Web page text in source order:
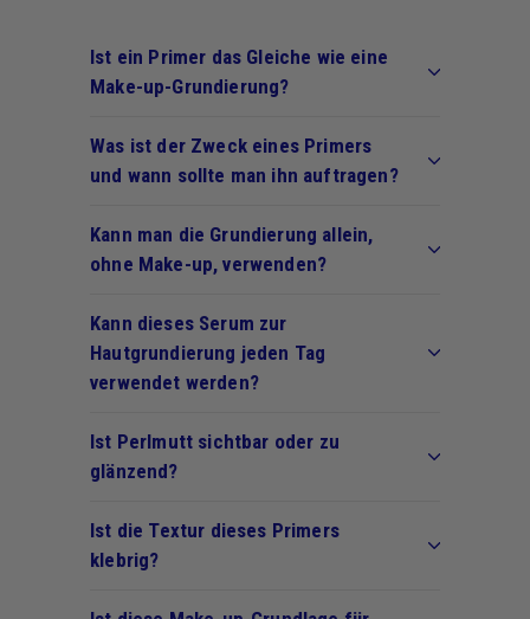
Ist ein Primer das Gleiche wie eine
Make-up-Grundierung?
Was ist der Zweck eines Primers
und wann sollte man ihn auftragen?
Kann man die Grundierung allein,
ohne Make-up, verwenden?
Kann dieses Serum zur
Hautgrundierung jeden Tag
verwendet werden?
Ist Perlmutt sichtbar oder zu
glänzend?
Ist die Textur dieses Primers
klebrig?